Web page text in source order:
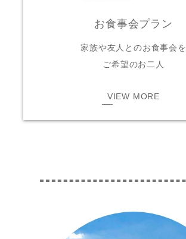
お食事会プラン
家族や友人とのお食事会を
ご希望のお二人
VIEW MORE